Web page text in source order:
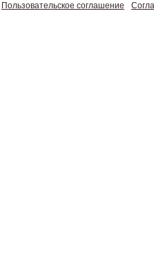
Пользовательское соглашение